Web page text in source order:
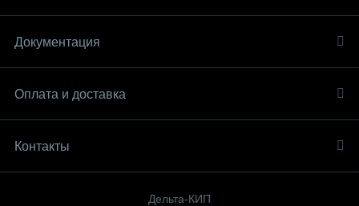
Документация
Оплата и доставка
Контакты
Дельта-КИП